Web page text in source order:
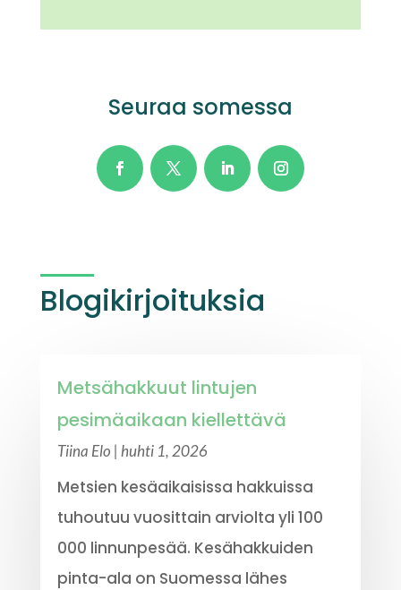
Seuraa somessa
Blogikirjoituksia
Metsähakkuut lintujen
pesimäaikaan kiellettävä
Tiina Elo | huhti 1, 2026
Metsien kesäaikaisissa hakkuissa
tuhoutuu vuosittain arviolta yli 100
000 linnunpesää. Kesähakkuiden
pinta-ala on Suomessa lähes